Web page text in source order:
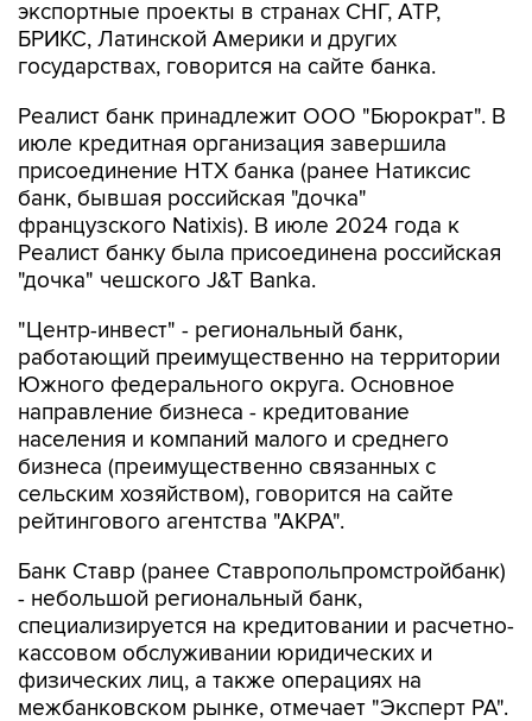
экспортные проекты в странах СНГ, АТР,
БРИКС, Латинской Америки и других
государствах, говорится на сайте банка.
Реалист банк принадлежит ООО "Бюрократ". В
июле кредитная организация завершила
присоединение НТХ банка (ранее Натиксис
банк, бывшая российская "дочка"
французского Natixis). В июле 2024 года к
Реалист банку была присоединена российская
"дочка" чешского J&T Banka.
"Центр-инвест" - региональный банк,
работающий преимущественно на территории
Южного федерального округа. Основное
направление бизнеса - кредитование
населения и компаний малого и среднего
бизнеса (преимущественно связанных с
сельским хозяйством), говорится на сайте
рейтингового агентства "АКРА".
Банк Ставр (ранее Ставропольпромстройбанк)
- небольшой региональный банк,
специализируется на кредитовании и расчетно-
кассовом обслуживании юридических и
физических лиц, а также операциях на
межбанковском рынке, отмечает "Эксперт РА".